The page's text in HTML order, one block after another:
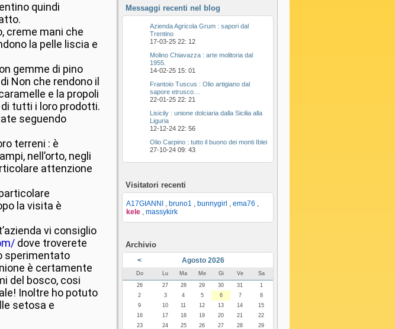
quindi
creme mani che
la pelle liscia e
gemme di pino
Non che rendono il
e la propoli
tutti i loro prodotti.
seguendo
terreni : è
nell’orto, negli
attenzione
la visita è
vi consiglio
dove troverete
sperimentato
è certamente
del bosco, cosi
Inoltre ho potuto
setosa e
Messaggi recenti nel blog
Azienda Agricola Grum : sapori dal
Trentino
17-03-25 22: 12
Molino Chiavazza : arte molitoria dal
1955.
14-02-25 15: 01
Frantoio Tuscus : Olio artigiano dal
sapore etrusco…
22-01-25 22: 21
Lisicily : unione dolciaria dalla Sicilia alla
Liguria
12-12-24 22: 56
Olio Carpino : tutto il buono dei monti Iblei
27-10-24 09: 43
Visitatori recenti
A17GIANNI , bruno1 , bunnygirl , ema76 ,
kele , massykirk
Archivio
< Agosto 2026
Do Lu Ma Me Gi Ve
Sa
26
27 28 29 30 31
1
2
3 4 5 6 7
8
9
10 11 12 13 14
15
16
17 18 19 20 21
22
23
24 25 26 27 28
29